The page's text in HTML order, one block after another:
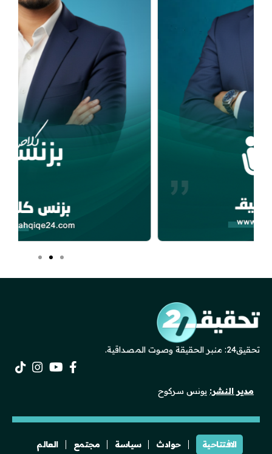
تحقيق24: منبر الحقيقة وصوت المصداقية.
مدير النشر: يونس سركوح
الافتتاحية حوادث سياسة مجتمع العالم